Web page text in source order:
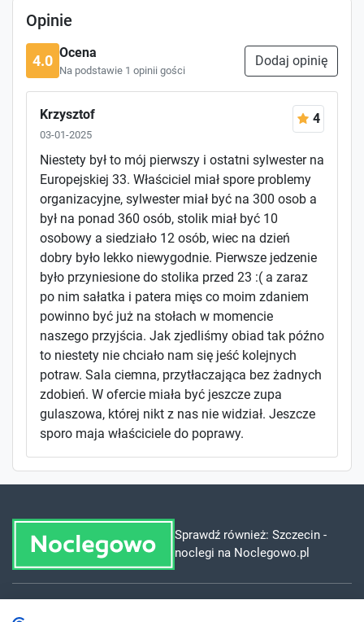
Opinie
4.0 Ocena
Na podstawie 1 opinii gości
Dodaj opinię
Krzysztof
03-01-2025
4
Niestety był to mój pierwszy i ostatni sylwester na
Europejskiej 33. Właściciel miał spore problemy
organizacyjne, sylwester miał być na 300 osob a
był na ponad 360 osób, stolik miał być 10
osobowy a siedziało 12 osób, wiec na dzień
dobry było lekko niewygodnie. Pierwsze jedzenie
było przyniesione do stolika przed 23 :( a zaraz
po nim sałatka i patera mięs co moim zdaniem
powinno być już na stołach w momencie
naszego przyjścia. Jak zjedliśmy obiad tak późno
to niestety nie chciało nam się jeść kolejnych
potraw. Sala ciemna, przytłaczająca bez żadnych
zdobień. W ofercie miała być jeszcze zupa
gulaszowa, której nikt z nas nie widział. Jeszcze
sporo maja właściciele do poprawy.
Sprawdź również: Szczecin -
noclegi na Noclegowo.pl